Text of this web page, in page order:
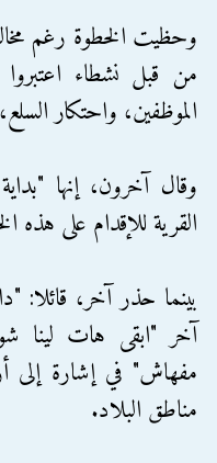
وحظيت الخطوة رغم
من قبل نشطاء
الموظفين، واحتكار
وقال آخرون، إنها
القرية للإقدام على هذه
بينما حذر آخر، قائلا:
آخر "ابقى هات لينا
مفهاش" في إشارة إلى
مناطق البلاد.